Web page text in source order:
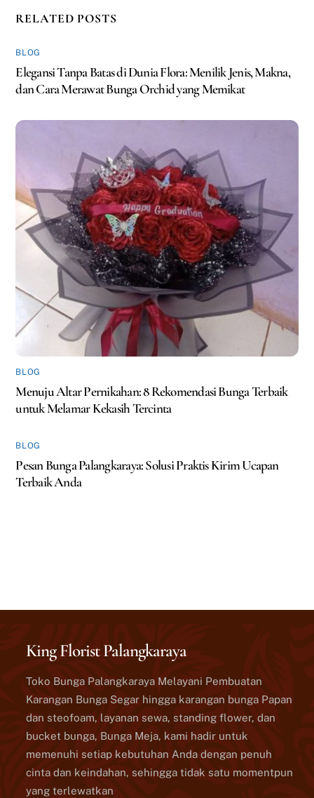
RELATED POSTS
BLOG
Elegansi Tanpa Batas di Dunia Flora: Menilik Jenis, Makna,
dan Cara Merawat Bunga Orchid yang Memikat
BLOG
Menuju Altar Pernikahan: 8 Rekomendasi Bunga Terbaik
untuk Melamar Kekasih Tercinta
BLOG
Pesan Bunga Palangkaraya: Solusi Praktis Kirim Ucapan
Terbaik Anda
King Florist Palangkaraya
Toko Bunga Palangkaraya Melayani Pembuatan
Karangan Bunga Segar hingga karangan bunga Papan
dan steofoam, layanan sewa, standing flower, dan
bucket bunga, Bunga Meja, kami hadir untuk
memenuhi setiap kebutuhan Anda dengan penuh
cinta dan keindahan, sehingga tidak satu momentpun
yang terlewatkan